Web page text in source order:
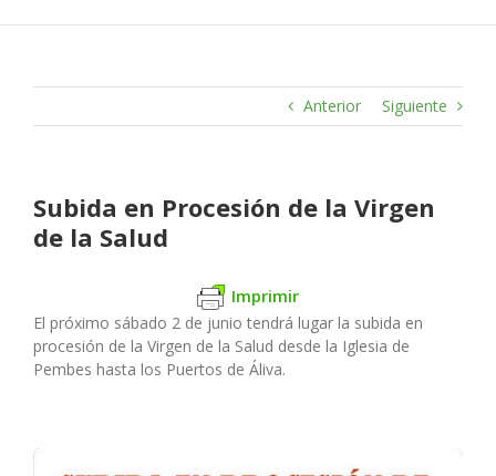
Anterior Siguiente
Subida en Procesión de la Virgen
de la Salud
Imprimir
El próximo sábado 2 de junio tendrá lugar la subida en
procesión de la Virgen de la Salud desde la Iglesia de
Pembes hasta los Puertos de Áliva.